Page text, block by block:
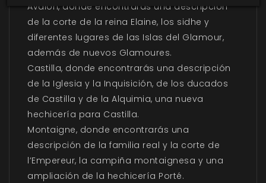
Ávalon, donde encontrarás una descripción
de la corte de la reina Elaine, los sidhe y
diferentes lugares de las Islas del Glamour,
además de nuevos Glamoures.
Castilla, donde encontrarás una descripción
de la Iglesia y la Inquisición, de los ducados
de Castilla y de la Alquimia, una nueva
hechicería para Castilla.
Montaigne, donde encontrarás una
descripción de la familia real y la corte de
l’Empereur, la campiña montaignesa y una
ampliación de la hechicería Porté.